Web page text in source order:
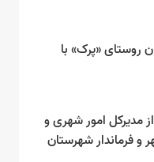
صیادان روستای «پرک» با
مدیرکل امور شهری و
و فرماندار شهرستان